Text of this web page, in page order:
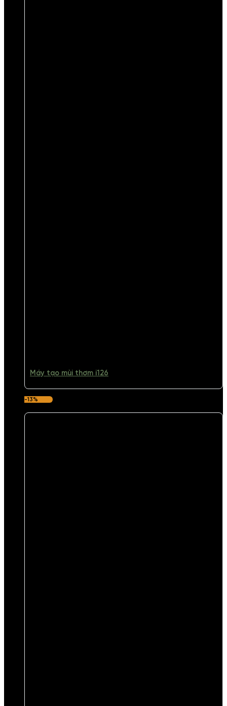
Máy tạo mùi thơm i126
-13%